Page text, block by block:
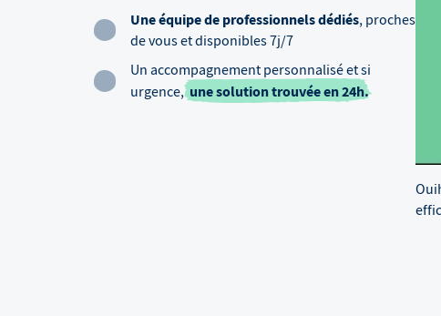
Une équipe de professionnels dédiés, proches
de vous et disponibles 7j/7
Un accompagnement personnalisé et si
urgence, une solution trouvée en 24h.